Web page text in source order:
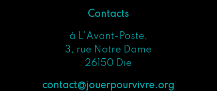
Contacts
à L'Avant-Poste,
3, rue Notre Dame
26150 Die
contact@jouerpourvivre.org